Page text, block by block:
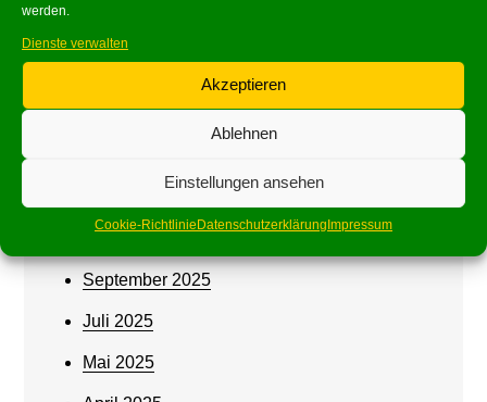
werden.
Dienste verwalten
Akzeptieren
Ablehnen
Einstellungen ansehen
Cookie-RichtlinieDatenschutzerklärungImpressum
März 2026
September 2025
Juli 2025
Mai 2025